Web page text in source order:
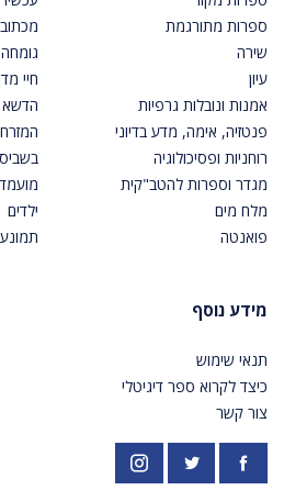
ספרות מתורגמת
שירה
עיון
אמנות ונובלות גרפיות
פנטזיה, אימה, מדע בדיוני
רוחניות ופסיכולוגיה
מגדר וספרות להטב"קית
מלח מים
פואנטה
מכתוב
גומחה
חיי
הדשא
בשביס
ילדים
תמונע
מידע נוסף
תנאי שימוש
כיצד לקרוא ספר דיגיטלי
צור קשר
פייסבוק PardesPublish
אינסטגרם